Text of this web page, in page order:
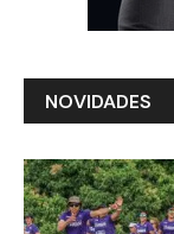
NOVIDADES